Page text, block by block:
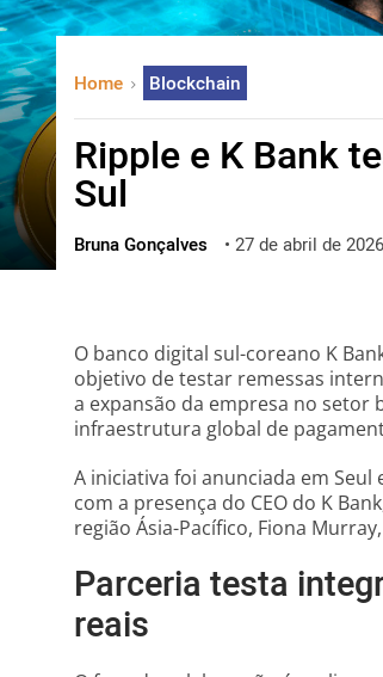
中文
한국어
العربية
ไทย
Home Blockchain
Ripple e K Bank
Sul
Bruna Gonçalves • 27 de abril de 2026
O banco digital sul-coreano K
objetivo de testar remessas
a expansão da empresa no setor
infraestrutura global de
A iniciativa foi anunciada em Seul
com a presença do CEO do K
região Ásia-Pacífico, Fiona
Parceria testa
reais